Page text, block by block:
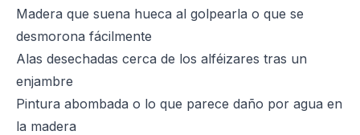
Madera que suena hueca al golpearla o que se
desmorona fácilmente
Alas desechadas cerca de los alféizares tras un
enjambre
Pintura abombada o lo que parece daño por agua en
la madera